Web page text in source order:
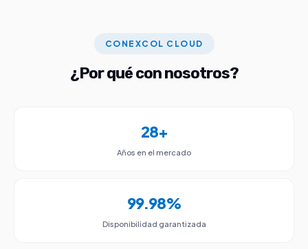
CONEXCOL CLOUD
¿Por qué con nosotros?
28+
Años en el mercado
99.98%
Disponibilidad garantizada